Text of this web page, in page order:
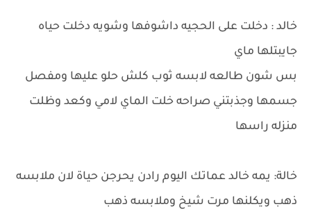
خالد : دخلت على الحجيه داشوفها وشويه دخلت حياه
جايبتلها ماي
بس شون طالعه لابسه ثوب كلش حلو عليها ومفصل
جسمها وجذبتني صراحه خلت الماي لامي وكعد وظلت
منزله راسها
خالة: يمه خالد عماتك اليوم رادن يحرجن حياة لان ملابسه
ذهب ويكلنها مرت شيخ وملابسه ذهب